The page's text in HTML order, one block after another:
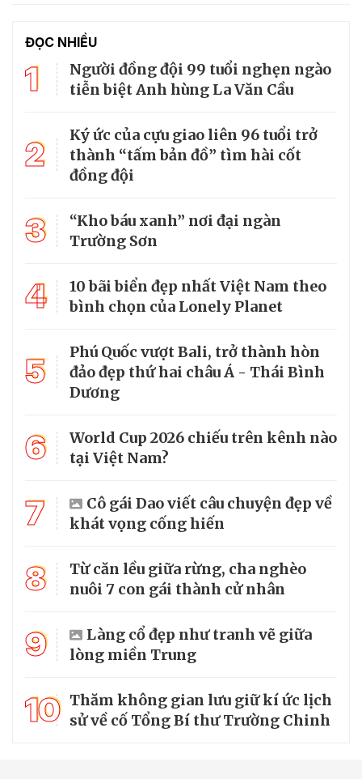
ĐỌC NHIỀU
1
Người đồng đội 99 tuổi nghẹn ngào
tiễn biệt Anh hùng La Văn Cầu
2
Ký ức của cựu giao liên 96 tuổi trở
thành “tấm bản đồ” tìm hài cốt
đồng đội
3
“Kho báu xanh” nơi đại ngàn
Trường Sơn
4
10 bãi biển đẹp nhất Việt Nam theo
bình chọn của Lonely Planet
5
Phú Quốc vượt Bali, trở thành hòn
đảo đẹp thứ hai châu Á - Thái Bình
Dương
6
World Cup 2026 chiếu trên kênh nào
tại Việt Nam?
7
Cô gái Dao viết câu chuyện đẹp về
khát vọng cống hiến
8
Từ căn lều giữa rừng, cha nghèo
nuôi 7 con gái thành cử nhân
9
Làng cổ đẹp như tranh vẽ giữa
lòng miền Trung
10 Thăm không gian lưu giữ kí ức lịch
sử về cố Tổng Bí thư Trường Chinh